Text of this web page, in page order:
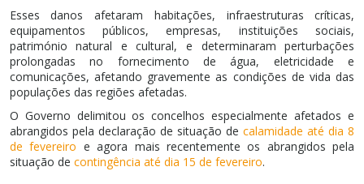
Esses danos afetaram habitações, infraestruturas críticas,
equipamentos públicos, empresas, instituições sociais,
património natural e cultural, e determinaram perturbações
prolongadas no fornecimento de água, eletricidade e
comunicações, afetando gravemente as condições de vida das
populações das regiões afetadas.
O Governo delimitou os concelhos especialmente afetados e
abrangidos pela declaração de situação decalamidade até dia 8
de fevereiro e agora mais recentemente os abrangidos pela
situação de contingência até dia 15 de fevereiro.